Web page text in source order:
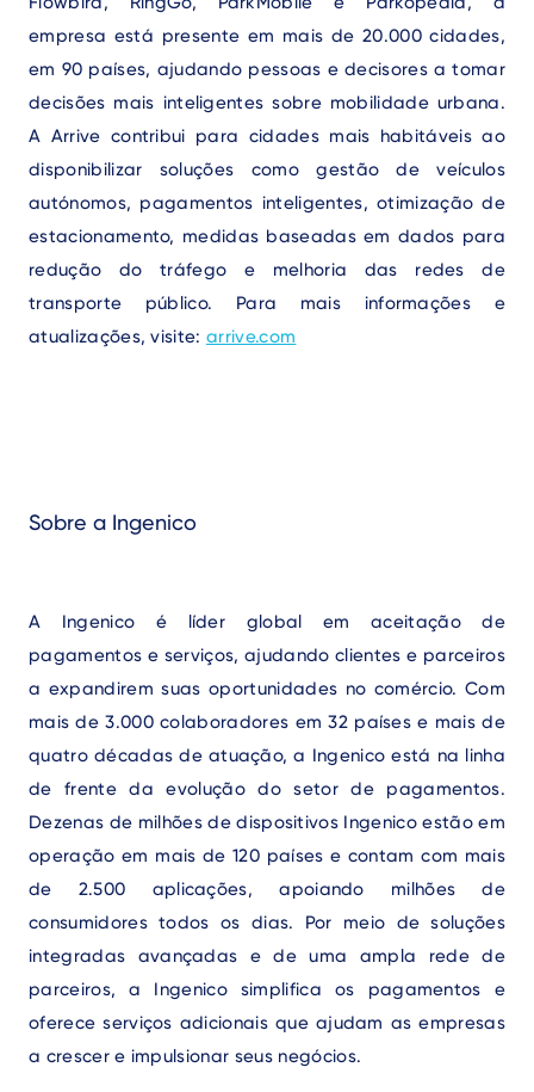
empresa está presente em mais de 20.000 cidades,
em 90 países, ajudando pessoas e decisores a tomar
decisões mais inteligentes sobre mobilidade urbana.
A Arrive contribui para cidades mais habitáveis ao
disponibilizar soluções como gestão de veículos
autónomos, pagamentos inteligentes, otimização de
estacionamento, medidas baseadas em dados para
redução do tráfego e melhoria das redes de
transporte público. Para mais informações e
atualizações, visite:arrive.com
Sobre a Ingenico
A Ingenico é líder global em aceitação de
pagamentos e serviços, ajudando clientes e parceiros
a expandirem suas oportunidades no comércio. Com
mais de 3.000 colaboradores em 32 países e mais de
quatro décadas de atuação, a Ingenico está na linha
de frente da evolução do setor de pagamentos.
Dezenas de milhões de dispositivos Ingenico estão em
operação em mais de 120 países e contam com mais
de 2.500 aplicações, apoiando milhões de
consumidores todos os dias. Por meio de soluções
integradas avançadas e de uma ampla rede de
parceiros, a Ingenico simplifica os pagamentos e
oferece serviços adicionais que ajudam as empresas
a crescer e impulsionar seus negócios.